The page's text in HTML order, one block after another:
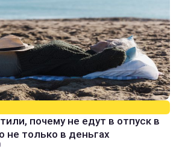
почему не едут в отпуск в
не только в деньгах